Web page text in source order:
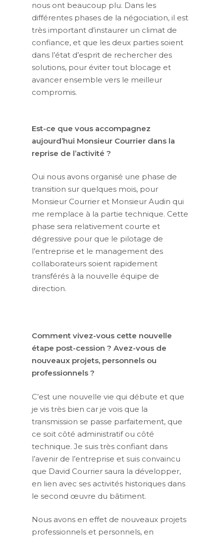
nous ont beaucoup plu. Dans les
différentes phases de la négociation, il est
très important d’instaurer un climat de
confiance, et que les deux parties soient
dans l’état d’esprit de rechercher des
solutions, pour éviter tout blocage et
avancer ensemble vers le meilleur
compromis.
Est-ce que vous accompagnez
aujourd’hui Monsieur Courrier dans la
reprise de l’activité ?
Oui nous avons organisé une phase de
transition sur quelques mois, pour
Monsieur Courrier et Monsieur Audin qui
me remplace à la partie technique. Cette
phase sera relativement courte et
dégressive pour que le pilotage de
l’entreprise et le management des
collaborateurs soient rapidement
transférés à la nouvelle équipe de
direction.
Comment vivez-vous cette nouvelle
étape post-cession ? Avez-vous de
nouveaux projets, personnels ou
professionnels ?
C’est une nouvelle vie qui débute et que
je vis très bien car je vois que la
transmission se passe parfaitement, que
ce soit côté administratif ou côté
technique. Je suis très confiant dans
l’avenir de l’entreprise et suis convaincu
que David Courrier saura la développer,
en lien avec ses activités historiques dans
le second œuvre du bâtiment.
Nous avons en effet de nouveaux projets
professionnels et personnels, en